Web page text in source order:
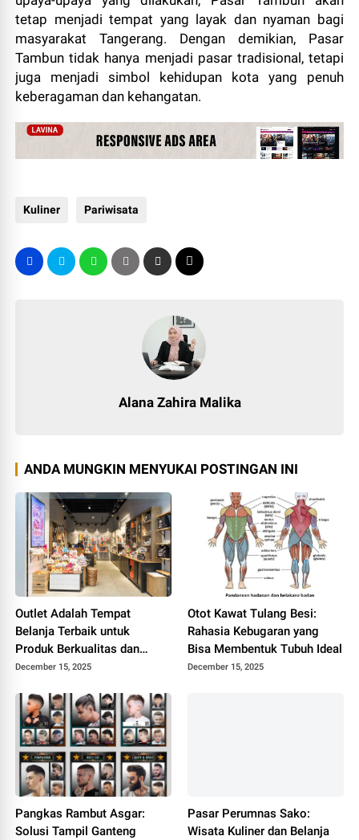
tetap menjadi tempat yang layak dan nyaman bagi
masyarakat Tangerang. Dengan demikian, Pasar
Tambun tidak hanya menjadi pasar tradisional, tetapi
juga menjadi simbol kehidupan kota yang penuh
keberagaman dan kehangatan.
Kuliner Pariwisata
Alana Zahira Malika
ANDA MUNGKIN MENYUKAI POSTINGAN INI
Outlet Adalah Tempat
Belanja Terbaik untuk
Produk Berkualitas dan
Harga Bersaing
December 15, 2025
Otot Kawat Tulang Besi:
Rahasia Kebugaran yang
Bisa Membentuk Tubuh Ideal
December 15, 2025
Pangkas Rambut Asgar:
Solusi Tampil Ganteng
Pasar Perumnas Sako:
Wisata Kuliner dan Belanja